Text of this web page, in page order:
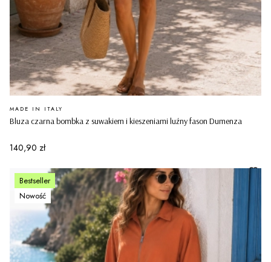
Bluza czarna bombka z suwakiem i kieszeniami luźny fason Dumenza
PRODUCENT
MADE IN ITALY
Cena
140,90 zł
Bestseller
Nowość